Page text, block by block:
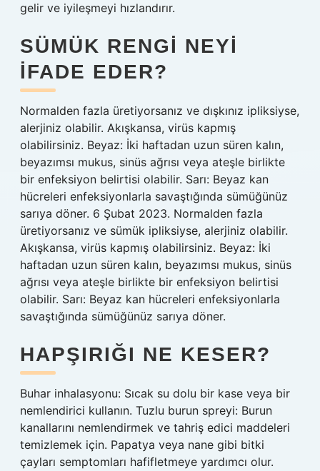
gelir ve iyileşmeyi hızlandırır.
SÜMÜK RENGI NEYI
IFADE EDER?
Normalden fazla üretiyorsanız ve dışkınız ipliksiyse,
alerjiniz olabilir. Akışkansa, virüs kapmış
olabilirsiniz. Beyaz: İki haftadan uzun süren kalın,
beyazımsı mukus, sinüs ağrısı veya ateşle birlikte
bir enfeksiyon belirtisi olabilir. Sarı: Beyaz kan
hücreleri enfeksiyonlarla savaştığında sümüğünüz
sarıya döner. 6 Şubat 2023. Normalden fazla
üretiyorsanız ve sümük ipliksiyse, alerjiniz olabilir.
Akışkansa, virüs kapmış olabilirsiniz. Beyaz: İki
haftadan uzun süren kalın, beyazımsı mukus, sinüs
ağrısı veya ateşle birlikte bir enfeksiyon belirtisi
olabilir. Sarı: Beyaz kan hücreleri enfeksiyonlarla
savaştığında sümüğünüz sarıya döner.
HAPŞIRIĞI NE KESER?
Buhar inhalasyonu: Sıcak su dolu bir kase veya bir
nemlendirici kullanın. Tuzlu burun spreyi: Burun
kanallarını nemlendirmek ve tahriş edici maddeleri
temizlemek için. Papatya veya nane gibi bitki
çayları semptomları hafifletmeye yardımcı olur.